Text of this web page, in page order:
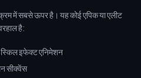
में सबसे ऊपर है। यह कोई एपिक या एलीट
है:
स्किल इफेक्ट एनिमेशन
सीक्वेंस